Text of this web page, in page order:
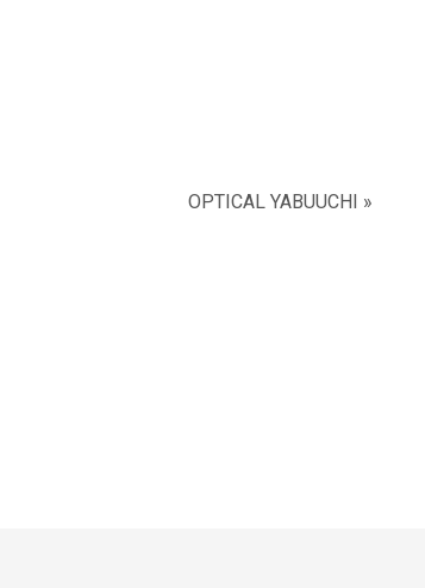
OPTICAL YABUUCHI »